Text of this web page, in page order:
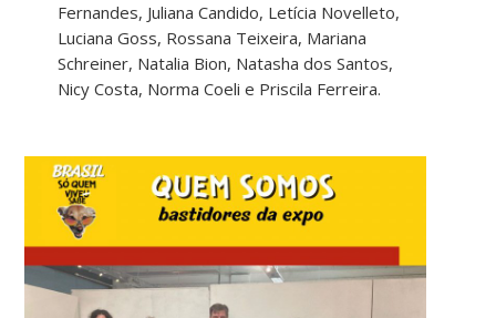
Fernandes, Juliana Candido, Letícia Novelleto,
Luciana Goss, Rossana Teixeira, Mariana
Schreiner, Natalia Bion, Natasha dos Santos,
Nicy Costa, Norma Coeli e Priscila Ferreira.